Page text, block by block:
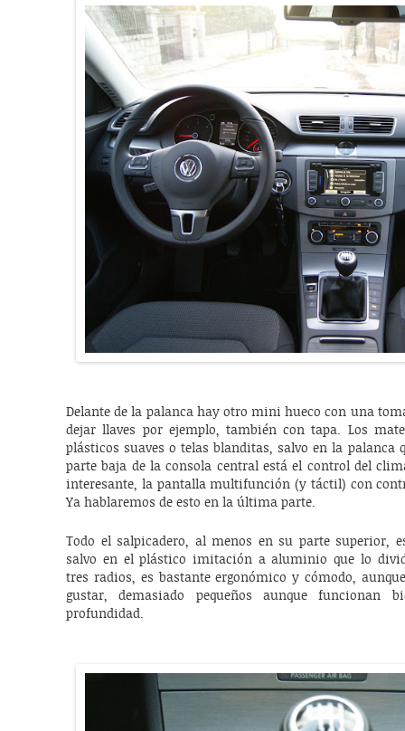
Delante de la palanca hay otro mini hueco con una
dejar llaves por ejemplo, también con tapa. Los
plásticos suaves o telas blanditas, salvo en la palanca
parte baja de la consola central está el control del
interesante, la pantalla multifunción (y táctil) con
Ya hablaremos de esto en la última parte.
Todo el salpicadero, al menos en su parte superior,
salvo en el plástico imitación a aluminio que lo
tres radios, es bastante ergonómico y cómodo,
gustar, demasiado pequeños aunque funcionan
profundidad.